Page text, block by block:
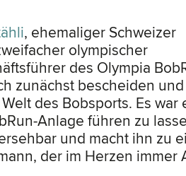
, ehemaliger Schweizer
olympischer
des Olympia
zunächst bescheiden
des Bobsports. Es war
Anlage führen zu
und macht ihn zu
der im Herzen immer